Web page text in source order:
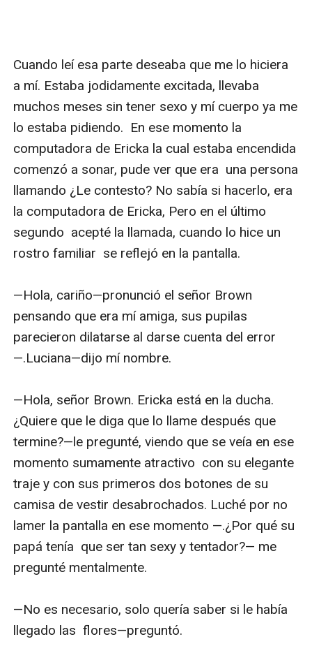
Cuando leí esa parte deseaba que me lo hiciera
a mí. Estaba jodidamente excitada, llevaba
muchos meses sin tener sexo y mí cuerpo ya me
lo estaba pidiendo.  En ese momento la
computadora de Ericka la cual estaba encendida
comenzó a sonar, pude ver que era  una persona
llamando ¿Le contesto? No sabía si hacerlo, era
la computadora de Ericka, Pero en el último
segundo  acepté la llamada, cuando lo hice un
rostro familiar  se reflejó en la pantalla.
—Hola, cariño—pronunció el señor Brown
pensando que era mí amiga, sus pupilas
parecieron dilatarse al darse cuenta del error
—.Luciana—dijo mí nombre.
—Hola, señor Brown. Ericka está en la ducha.
¿Quiere que le diga que lo llame después que
termine?—le pregunté, viendo que se veía en ese
momento sumamente atractivo  con su elegante
traje y con sus primeros dos botones de su
camisa de vestir desabrochados. Luché por no
lamer la pantalla en ese momento —.¿Por qué su
papá tenía  que ser tan sexy y tentador?— me
pregunté mentalmente.
—No es necesario, solo quería saber si le había
llegado las  flores—preguntó.